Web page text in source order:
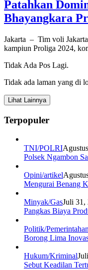
Patahkan
Bhayangkara
Jakarta – Tim voli
kampiun Proliga 2024,
Tidak Ada Pos Lagi.
Tidak ada laman yang di
Lihat Lainnya
Terpopuler
TNI/POLRI
Polsek Ngambon
Opini/artikel
Mengurai Benang
Minyak/GasJuli 31,
Pangkas Biaya
Politik/Pemerintahan
Borong Lima
Hukum/Kriminal
Sebut Keadilan